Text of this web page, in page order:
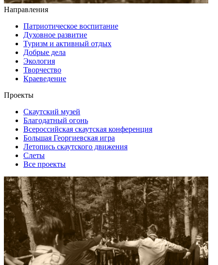
Направления
Патриотическое воспитание
Духовное развитие
Туризм и активный отдых
Добрые дела
Экология
Творчество
Краеведение
Проекты
Скаутский музей
Благодатный огонь
Всероссийская скаутская конференция
Большая Георгиевская игра
Летопись скаутского движения
Слеты
Все проекты